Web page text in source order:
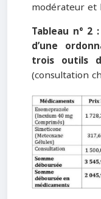
modérateur et
Tableau n° 2
d’une
trois outils
(consultation